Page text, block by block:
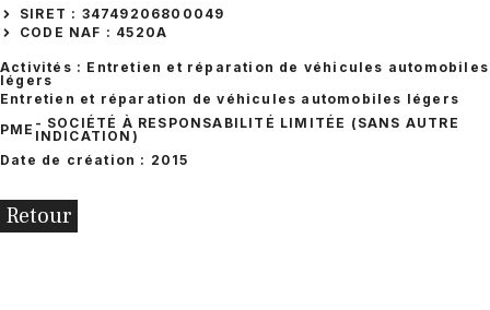
SIRET : 34749206800049
CODE NAF : 4520A
Activités : Entretien et réparation de véhicules automobiles
légers
Entretien et réparation de véhicules automobiles légers
PME - SOCIÉTÉ À RESPONSABILITÉ LIMITÉE (SANS AUTRE
INDICATION)
Date de création : 2015
Retour